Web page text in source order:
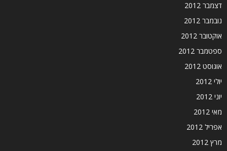
דצמבר 2012
נובמבר 2012
אוקטובר 2012
ספטמבר 2012
אוגוסט 2012
יולי 2012
יוני 2012
מאי 2012
אפריל 2012
מרץ 2012